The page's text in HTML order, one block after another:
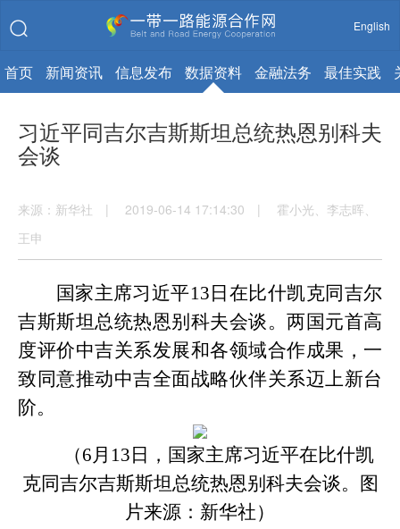
English
首页 新闻资讯 信息发布 数据资料 金融法务 最佳实践
习近平同吉尔吉斯斯坦总统热恩别科夫
会谈
来源：新华社 | 2019-06-14 17:14:30 | 霍小光、李志晖、
王申
国家主席习近平13日在比什凯克同吉尔
吉斯斯坦总统热恩别科夫会谈。两国元首高
度评价中吉关系发展和各领域合作成果，一
致同意推动中吉全面战略伙伴关系迈上新台
阶。
（6月13日，国家主席习近平在比什凯
克同吉尔吉斯斯坦总统热恩别科夫会谈。
图
片来源：新华社）